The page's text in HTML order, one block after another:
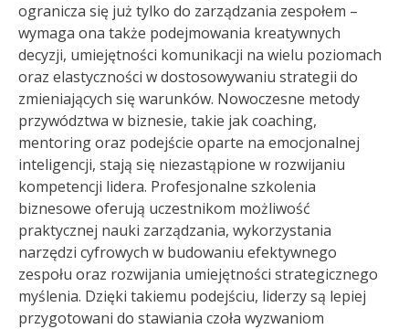
ogranicza się już tylko do zarządzania zespołem –
wymaga ona także podejmowania kreatywnych
decyzji, umiejętności komunikacji na wielu poziomach
oraz elastyczności w dostosowywaniu strategii do
zmieniających się warunków. Nowoczesne metody
przywództwa w biznesie, takie jak coaching,
mentoring oraz podejście oparte na emocjonalnej
inteligencji, stają się niezastąpione w rozwijaniu
kompetencji lidera. Profesjonalne szkolenia
biznesowe oferują uczestnikom możliwość
praktycznej nauki zarządzania, wykorzystania
narzędzi cyfrowych w budowaniu efektywnego
zespołu oraz rozwijania umiejętności strategicznego
myślenia. Dzięki takiemu podejściu, liderzy są lepiej
przygotowani do stawiania czoła wyzwaniom